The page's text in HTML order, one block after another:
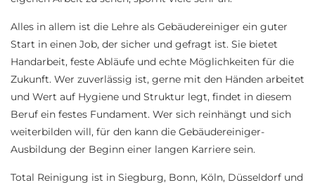
Alles in allem ist die Lehre als Gebäudereiniger ein guter
Start in einen Job, der sicher und gefragt ist. Sie bietet
Handarbeit, feste Abläufe und echte Möglichkeiten für die
Zukunft. Wer zuverlässig ist, gerne mit den Händen arbeitet
und Wert auf Hygiene und Struktur legt, findet in diesem
Beruf ein festes Fundament. Wer sich reinhängt und sich
weiterbilden will, für den kann die Gebäudereiniger-
Ausbildung der Beginn einer langen Karriere sein.
Total Reinigung ist in Siegburg, Bonn, Köln, Düsseldorf und